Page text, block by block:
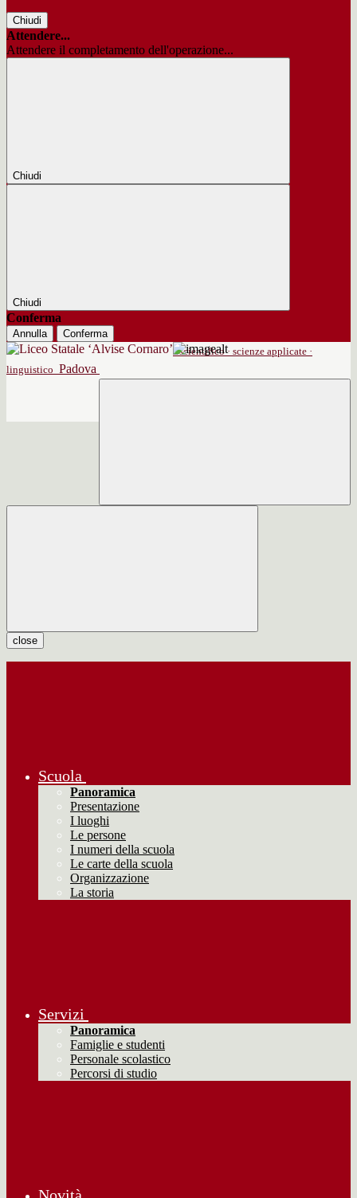
Chiudi
Attendere...
Attendere il completamento dell'operazione...
Chiudi
Chiudi
Conferma
Annulla
Conferma
scientifico · scienze applicate ·
linguistico Padova
close
Scuola
Panoramica
Presentazione
I luoghi
Le persone
I numeri della scuola
Le carte della scuola
Organizzazione
La storia
Servizi
Panoramica
Famiglie e studenti
Personale scolastico
Percorsi di studio